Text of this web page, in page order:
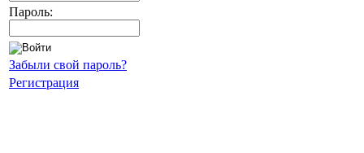
Пароль:
Забыли свой пароль?
Регистрация